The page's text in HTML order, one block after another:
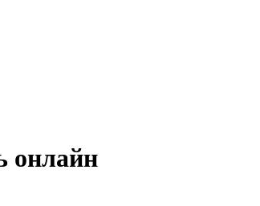
онлайн